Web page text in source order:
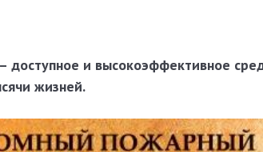
и высокоэффективное
жизней.